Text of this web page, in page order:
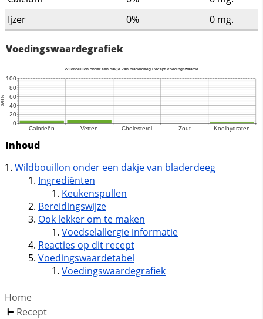
Ijzer
0% 0 mg.
Voedingswaardegrafiek
Inhoud
Wildbouillon onder een dakje van bladerdeeg
Ingrediënten
Keukenspullen
Bereidingswijze
Ook lekker om te maken
Voedselallergie informatie
Reacties op dit recept
Voedingswaardetabel
Voedingswaardegrafiek
Home
Recept